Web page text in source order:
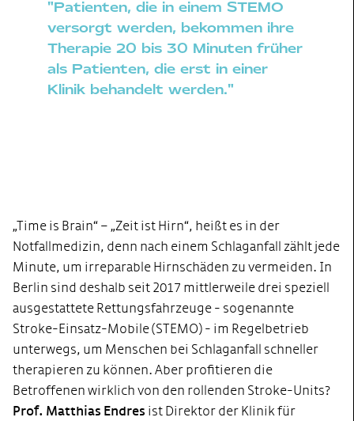
"Patienten, die in einem STEMO
versorgt werden, bekommen ihre
Therapie 20 bis 30 Minuten früher
als Patienten, die erst in einer
Klinik behandelt werden."
„Time is Brain“ – „Zeit ist Hirn“, heißt es in der
Notfallmedizin, denn nach einem Schlaganfall zählt jede
Minute, um irreparable Hirnschäden zu vermeiden. In
Berlin sind deshalb seit 2017 mittlerweile drei speziell
ausgestattete Rettungsfahrzeuge - sogenannte
Stroke-Einsatz-Mobile (STEMO) - im Regelbetrieb
unterwegs, um Menschen bei Schlaganfall schneller
therapieren zu können. Aber profitieren die
Betroffenen wirklich von den rollenden Stroke-Units?
Prof. Matthias Endres ist Direktor der Klinik für